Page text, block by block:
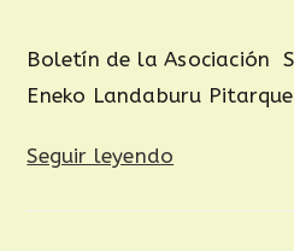
Boletín de la Asociación
Eneko Landaburu
Seguir leyendo